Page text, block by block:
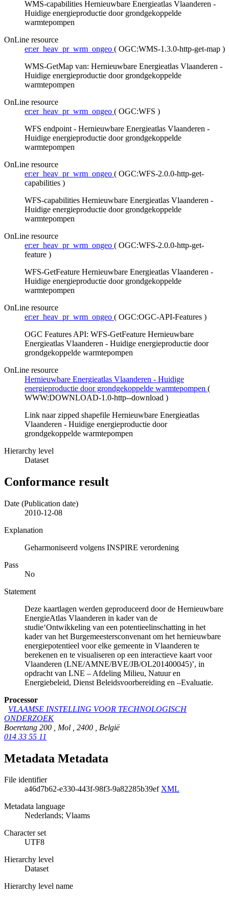
WMS-capabilities Hernieuwbare Energieatlas Vlaanderen -
Huidige energieproductie door grondgekoppelde
warmtepompen
OnLine resource
er:er_heav_pr_wrm_ongeo ( OGC:WMS-1.3.0-http-get-map )
WMS-GetMap van: Hernieuwbare Energieatlas Vlaanderen -
Huidige energieproductie door grondgekoppelde
warmtepompen
OnLine resource
er:er_heav_pr_wrm_ongeo ( OGC:WFS )
WFS endpoint - Hernieuwbare Energieatlas Vlaanderen -
Huidige energieproductie door grondgekoppelde
warmtepompen
OnLine resource
er:er_heav_pr_wrm_ongeo ( OGC:WFS-2.0.0-http-get-
capabilities )
WFS-capabilities Hernieuwbare Energieatlas Vlaanderen -
Huidige energieproductie door grondgekoppelde
warmtepompen
OnLine resource
er:er_heav_pr_wrm_ongeo ( OGC:WFS-2.0.0-http-get-
feature )
WFS-GetFeature Hernieuwbare Energieatlas Vlaanderen -
Huidige energieproductie door grondgekoppelde
warmtepompen
OnLine resource
er:er_heav_pr_wrm_ongeo ( OGC:OGC-API-Features )
OGC Features API: WFS-GetFeature Hernieuwbare
Energieatlas Vlaanderen - Huidige energieproductie door
grondgekoppelde warmtepompen
OnLine resource
Hernieuwbare Energieatlas Vlaanderen - Huidige
energieproductie door grondgekoppelde warmtepompen (
WWW:DOWNLOAD-1.0-http--download )
Link naar zipped shapefile Hernieuwbare Energieatlas
Vlaanderen - Huidige energieproductie door
grondgekoppelde warmtepompen
Hierarchy level
Dataset
Conformance result
Date (Publication date)
2010-12-08
Explanation
Geharmoniseerd volgens INSPIRE verordening
Pass
No
Statement
Deze kaartlagen werden geproduceerd door de Hernieuwbare
EnergieAtlas Vlaanderen in kader van de
studie‘Ontwikkeling van een potentieelinschatting in het
kader van het Burgemeestersconvenant om het hernieuwbare
energiepotentieel voor elke gemeente in Vlaanderen te
berekenen en te visualiseren op een interactieve kaart voor
Vlaanderen (LNE/AMNE/BVE/JB/OL201400045)’, in
opdracht van LNE – Afdeling Milieu, Natuur en
Energiebeleid, Dienst Beleidsvoorbereiding en –Evaluatie.
Processor
VLAAMSE INSTELLING VOOR TECHNOLOGISCH
ONDERZOEK
Boeretang 200
Mol 2400
België
014 33 55 11
Metadata Metadata
File identifier
a46d7b62-e330-443f-98f3-9a82285b39efXML
Metadata language
Nederlands; Vlaams
Character set
UTF8
Hierarchy level
Dataset
Hierarchy level name